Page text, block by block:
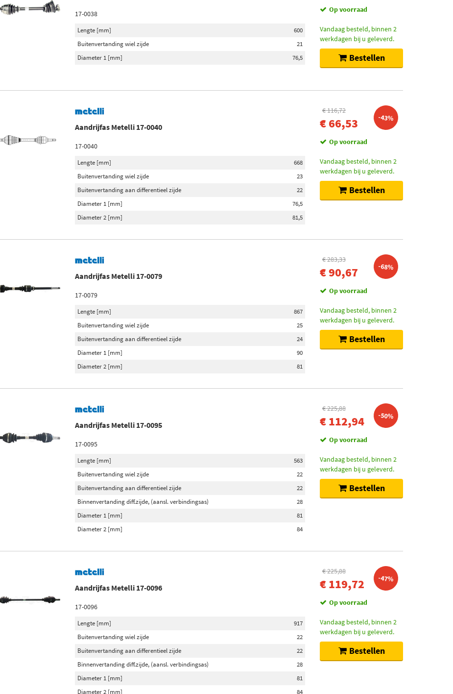
17-0038
Lengte [mm]
600
Buitenvertanding wiel zijde
21
Diameter 1 [mm]
76,5
Op voorraad
Vandaag besteld, binnen 2
werkdagen bij u geleverd.
Bestellen
Aandrijfas Metelli 17-0040
17-0040
Lengte [mm]
668
Buitenvertanding wiel zijde
23
Buitenvertanding aan differentieel zijde
22
Diameter 1 [mm]
76,5
Diameter 2 [mm]
81,5
€ 116,72
€ 66,53 -43%
Op voorraad
Vandaag besteld, binnen 2
werkdagen bij u geleverd.
Bestellen
Aandrijfas Metelli 17-0079
17-0079
Lengte [mm]
867
Buitenvertanding wiel zijde
25
Buitenvertanding aan differentieel zijde
24
Diameter 1 [mm]
90
Diameter 2 [mm]
81
€ 283,33
€ 90,67 -68%
Op voorraad
Vandaag besteld, binnen 2
werkdagen bij u geleverd.
Bestellen
Aandrijfas Metelli 17-0095
17-0095
Lengte [mm]
563
Buitenvertanding wiel zijde
22
Buitenvertanding aan differentieel zijde
22
Binnenvertanding diff.zijde, (aansl. verbindingsas)
28
Diameter 1 [mm]
81
Diameter 2 [mm]
84
€ 225,88
€ 112,94 -50%
Op voorraad
Vandaag besteld, binnen 2
werkdagen bij u geleverd.
Bestellen
Aandrijfas Metelli 17-0096
17-0096
Lengte [mm]
917
Buitenvertanding wiel zijde
22
Buitenvertanding aan differentieel zijde
22
Binnenvertanding diff.zijde, (aansl. verbindingsas)
28
Diameter 1 [mm]
81
Diameter 2 [mm]
84
€ 225,88
€ 119,72 -47%
Op voorraad
Vandaag besteld, binnen 2
werkdagen bij u geleverd.
Bestellen